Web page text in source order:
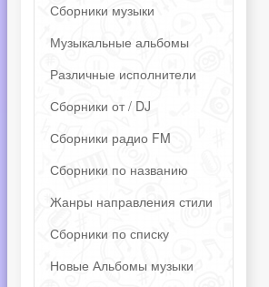
Сборники музыки
Музыкальные альбомы
Различные исполнители
Сборники от / DJ
Сборники радио FM
Сборники по названию
Жанры направления стили
Сборники по списку
Новые Альбомы музыки